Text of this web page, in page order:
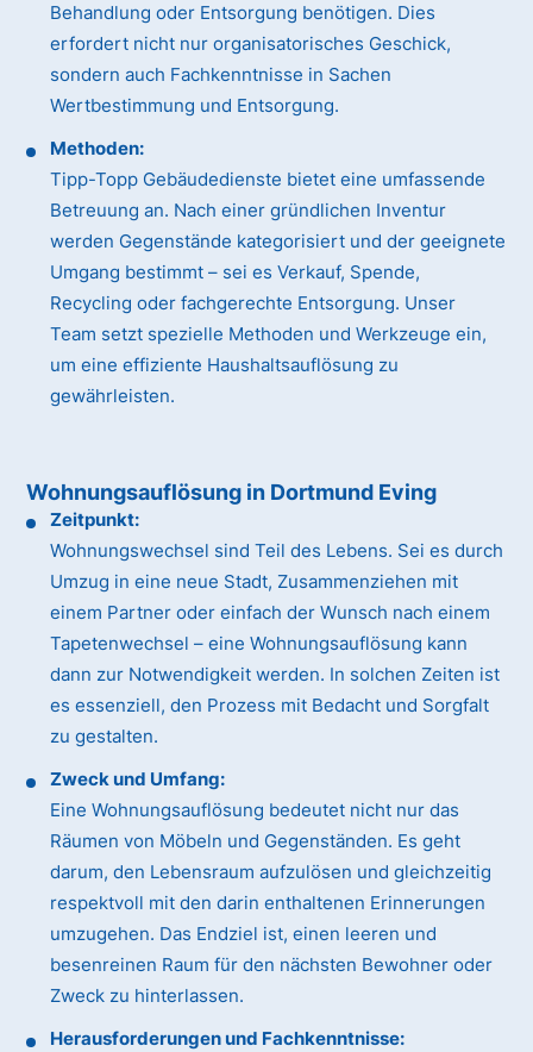
Behandlung oder Entsorgung benötigen. Dies
erfordert nicht nur organisatorisches Geschick,
sondern auch Fachkenntnisse in Sachen
Wertbestimmung und Entsorgung.
Methoden:
Tipp-Topp Gebäudedienste bietet eine umfassende
Betreuung an. Nach einer gründlichen Inventur
werden Gegenstände kategorisiert und der geeignete
Umgang bestimmt – sei es Verkauf, Spende,
Recycling oder fachgerechte Entsorgung. Unser
Team setzt spezielle Methoden und Werkzeuge ein,
um eine effiziente Haushaltsauflösung zu
gewährleisten.
Wohnungsauflösung in Dortmund Eving
Zeitpunkt:
Wohnungswechsel sind Teil des Lebens. Sei es durch
Umzug in eine neue Stadt, Zusammenziehen mit
einem Partner oder einfach der Wunsch nach einem
Tapetenwechsel – eine Wohnungsauflösung kann
dann zur Notwendigkeit werden. In solchen Zeiten ist
es essenziell, den Prozess mit Bedacht und Sorgfalt
zu gestalten.
Zweck und Umfang:
Eine Wohnungsauflösung bedeutet nicht nur das
Räumen von Möbeln und Gegenständen. Es geht
darum, den Lebensraum aufzulösen und gleichzeitig
respektvoll mit den darin enthaltenen Erinnerungen
umzugehen. Das Endziel ist, einen leeren und
besenreinen Raum für den nächsten Bewohner oder
Zweck zu hinterlassen.
Herausforderungen und Fachkenntnisse: